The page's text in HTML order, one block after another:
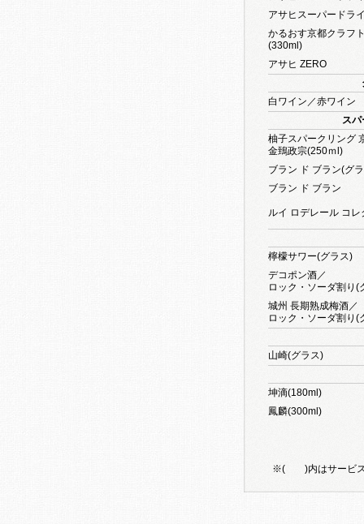
アサヒスーパードラ
かるおす京都クラフ
(330ml)
アサヒ ZERO
白ワイン／赤ワイン
ス
柚子スパークリング
金鵄政宗(250ｍl)
ブラン ド ブラン(グ
ブラン ド ブラン
ルイ ロデレール コレ
檸檬サワー(グラス)
デコポン酒／
ロック・ソーダ割り(
城州 長期熟成梅酒／
ロック・ソーダ割り(
山崎(グラス)
坤滴(180ml)
鳳麟(300ml)
※( )内はサービス